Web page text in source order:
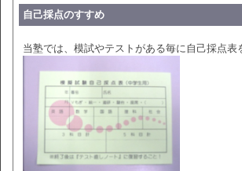
自己採点のすすめ
当塾では、模試やテストがある毎に自己採点